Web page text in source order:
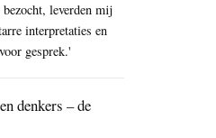
leverden mij
interpretaties en
gesprek.'
denkers – de